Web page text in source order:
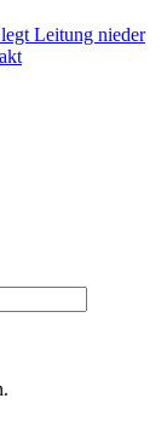
Leitung nieder